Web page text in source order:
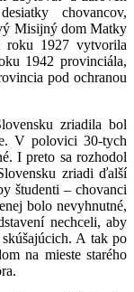
chovancov,
Misijný dom Matky
roku 1927 vytvorila
1942 provinciála,
pod ochranou
zriadila bol
V polovici 30-tych
I preto sa rozhodol
zriadi ďalší
študenti – chovanci
bolo nevyhnutné,
nechceli, aby
A tak po
na mieste starého